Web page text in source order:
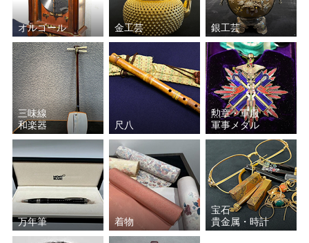
オルゴール 金工芸 銀工芸
三味線
和楽器
尺八
勲章・軍服
軍事メダル
万年筆 着物
宝石
貴金属・時計